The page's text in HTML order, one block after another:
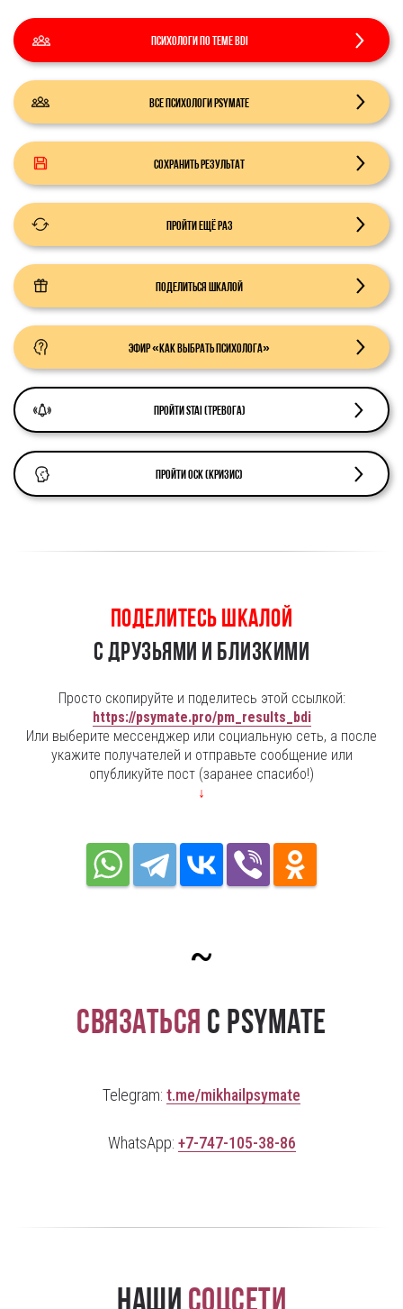
Психологи по теме BDI
Все психологи PsyMate
Сохранить результат
Пройти ещё раз
Поделиться шкалой
Эфир «Как выбрать психолога»
Пройти STAI (тревога)
Пройти ОСК (кризис)
Поделитесь ШКАЛОЙ
с друзьями и близкими
Просто скопируйте и поделитесь этой ссылкой:
https://psymate.pro/pm_results_bdi
Или выберите мессенджер или социальную сеть, а после
укажите получателей и отправьте сообщение или
опубликуйте пост (заранее спасибо!)
↓
~
Связаться с PsyMate
Telegram: t.me/mikhailpsymate
WhatsApp: +7-747-105-38-86